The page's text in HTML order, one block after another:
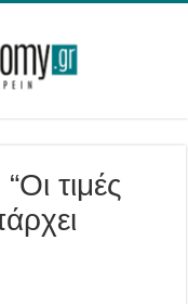
τιμές